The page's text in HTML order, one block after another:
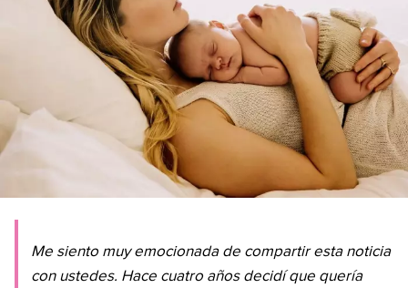
Me siento muy emocionada de compartir esta noticia
con ustedes. Hace cuatro años decidí que quería